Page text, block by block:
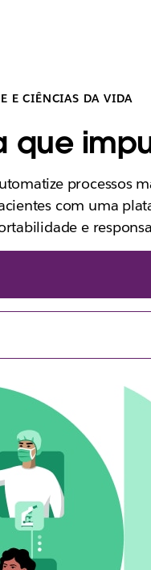
E CIÊNCIAS DA VIDA
que
processos
com uma
e